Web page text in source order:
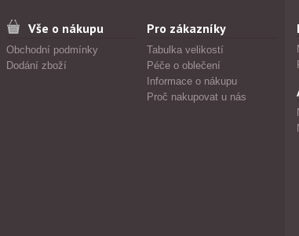
Vše o nákupu
Obchodní podmínky
Dodání zboží
Pro zákazníky
Tabulka velikostí
Péče o oblečení
Informace o nákupu
Proč nakupovat u nás